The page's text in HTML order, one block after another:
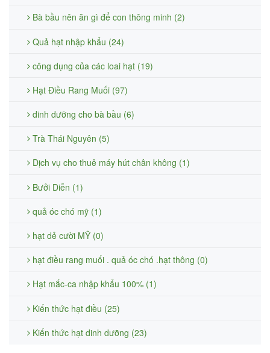
Bà bầu nên ăn gì để con thông minh (2)
Quả hạt nhập khẩu (24)
công dụng của các loai hạt (19)
Hạt Điều Rang Muối (97)
dinh dưỡng cho bà bầu (6)
Trà Thái Nguyên (5)
Dịch vụ cho thuê máy hút chân không (1)
Bưởi Diễn (1)
quả óc chó mỹ (1)
hạt dẻ cười MỸ (0)
hạt điều rang muối . quả óc chó .hạt thông (0)
Hạt mắc-ca nhập khẩu 100% (1)
Kiến thức hạt điều (25)
Kiến thức hạt dinh dưỡng (23)